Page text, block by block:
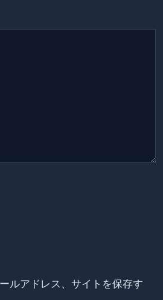
ルアドレス、サイトを保存す